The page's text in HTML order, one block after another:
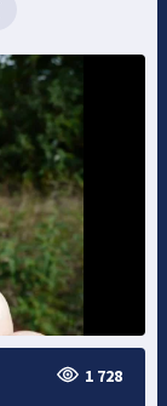
1 728